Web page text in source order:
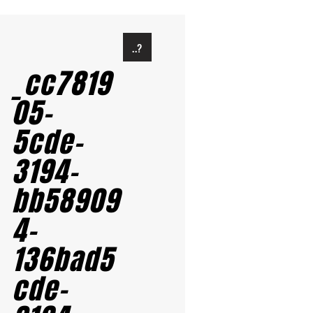
_cc7819
05-
5cde-
3194-
bb58909
4-
136bad5
cde-
..?